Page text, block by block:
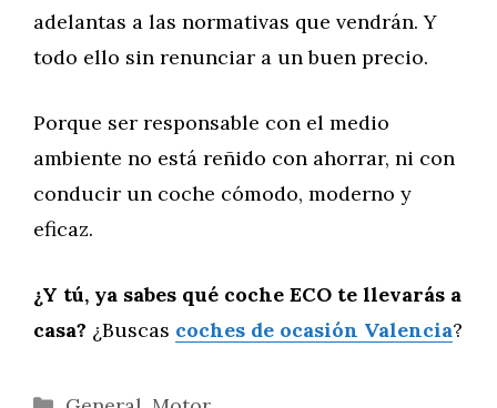
adelantas a las normativas que vendrán. Y
todo ello sin renunciar a un buen precio.
Porque ser responsable con el medio
ambiente no está reñido con ahorrar, ni con
conducir un coche cómodo, moderno y
eficaz.
¿Y tú, ya sabes qué coche ECO te llevarás a
casa? ¿Buscas coches de ocasión Valencia?
Categorías